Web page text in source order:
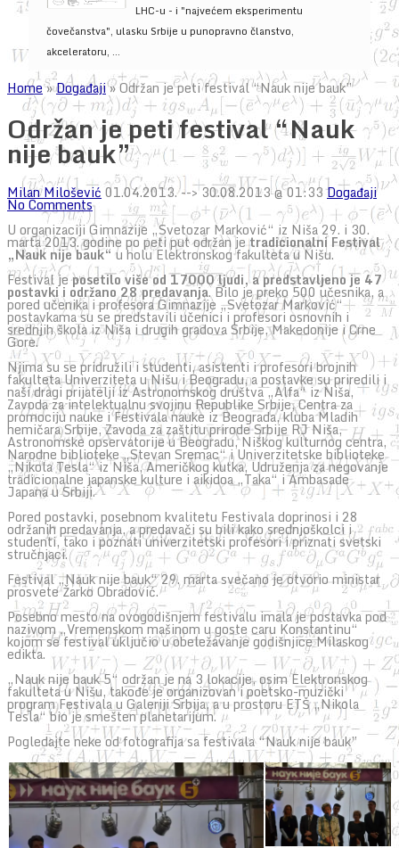
LHC-u - i "najvećem eksperimentu
čovečanstva", ulasku Srbije u punopravno članstvo,
akceleratoru, ...
Home»Događaji»Održan je peti festival “Nauk nije bauk”
Održan je peti festival “Nauk
nije bauk”
Milan Milošević 01.04.2013. --> 30.08.2013 @ 01:33 Događaji
No Comments
U organizaciji Gimnazije „Svetozar Marković“ iz Niša 29. i 30.
marta 2013. godine po peti put održan jetradicionalni Festival
„Nauk nije bauk“ u holu Elektronskog fakulteta u Nišu.
Festival jeposetilo više od 17000 ljudi, a predstavljeno je 47
postavki i održano 28 predavanja. Bilo je preko 500 učesnika, a
pored učenika i profesora Gimnazije „Svetozar Marković“
postavkama su se predstavili učenici i profesori osnovnih i
srednjih škola iz Niša i drugih gradova Srbije, Makedonije i Crne
Gore.
Njima su se pridružili i studenti, asistenti i profesori brojnih
fakulteta Univerziteta u Nišu i Beogradu, a postavke su priredili i
naši dragi prijatelji iz Astronomskog društva „Alfa“ iz Niša,
Zavoda za intelektualnu svojinu Republike Srbije, Centra za
promociju nauke i Festivala nauke iz Beograda, kluba Mladih
hemičara Srbije, Zavoda za zaštitu prirode Srbije RJ Niša,
Astronomske opservatorije u Beogradu, Niškog kulturnog centra,
Narodne biblioteke „Stevan Sremac“ i Univerzitetske biblioteke
„Nikola Tesla“ iz Niša, Američkog kutka, Udruženja za negovanje
tradicionalne japanske kulture i aikidoa „Taka“ i Ambasade
Japana u Srbiji.
Pored postavki, posebnom kvalitetu Festivala doprinosi i 28
održanih predavanja, a predavači su bili kako srednjoškolci i
studenti, tako i poznati univerzitetski profesori i priznati svetski
stručnjaci.
Festival „Nauk nije bauk“ 29. marta svečano je otvorio ministar
prosvete Žarko Obradović.
Posebno mesto na ovogodišnjem festivalu imala je postavka pod
nazivom „Vremenskom mašinom u goste caru Konstantinu“
kojom se festival uključio u obeležavanje godišnjice Milaskog
edikta.
„Nauk nije bauk 5“ održan je na 3 lokacije, osim Elektronskog
fakulteta u Nišu, takođe je organizovan i poetsko-muzički
program Festivala u Galeriji Srbija, a u prostoru ETŠ „Nikola
Tesla“ bio je smešten planetarijum.
Pogledajte neke od fotografija sa festivala “Nauk nije bauk”